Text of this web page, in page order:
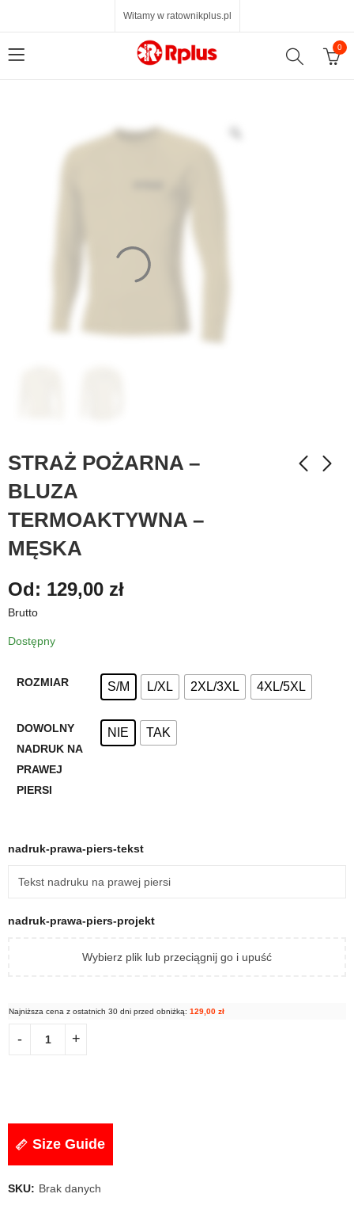
Witamy w ratownikplus.pl
0
STRAŻ POŻARNA –
BLUZA
TERMOAKTYWNA –
MĘSKA
Od: 129,00 zł
Brutto
Dostępny
ROZMIAR S/M L/XL 2XL/3XL 4XL/5XL
DOWOLNY
NADRUK NA
PRAWEJ
PIERSI
NIE TAK
nadruk-prawa-piers-tekst
nadruk-prawa-piers-projekt
Wybierz plik lub przeciągnij go i upuść
Najniższa cena z ostatnich 30 dni przed obniżką: 129,00 zł
Size Guide
SKU: Brak danych